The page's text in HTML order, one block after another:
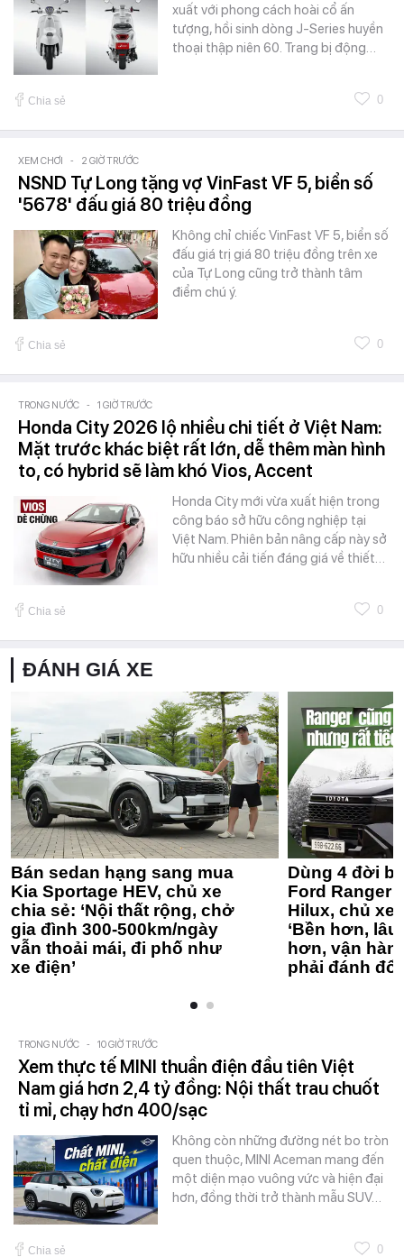
xuất với phong cách hoài cổ ấn
tượng, hồi sinh dòng J-Series huyền
thoại thập niên 60. Trang bị động…
Chia sẻ 0
XEM CHƠI - 2 GIỜ TRƯỚC
NSND Tự Long tặng vợ VinFast VF 5, biển số
'5678' đấu giá 80 triệu đồng
Không chỉ chiếc VinFast VF 5, biển số
đấu giá trị giá 80 triệu đồng trên xe
của Tự Long cũng trở thành tâm
điểm chú ý.
Chia sẻ 0
TRONG NƯỚC - 1 GIỜ TRƯỚC
Honda City 2026 lộ nhiều chi tiết ở Việt Nam:
Mặt trước khác biệt rất lớn, dễ thêm màn hình
to, có hybrid sẽ làm khó Vios, Accent
Honda City mới vừa xuất hiện trong
công báo sở hữu công nghiệp tại
Việt Nam. Phiên bản nâng cấp này sở
hữu nhiều cải tiến đáng giá về thiết…
Chia sẻ 0
ĐÁNH GIÁ XE
Bán sedan hạng sang mua
Kia Sportage HEV, chủ xe
chia sẻ: ‘Nội thất rộng, chở
gia đình 300-500km/ngày
vẫn thoải mái, đi phố như
xe điện’
Dùng 4 đời
Ford Ranger
Hilux, chủ xe
‘Bền hơn,
hơn, vận
phải đánh
TRONG NƯỚC - 10 GIỜ TRƯỚC
Xem thực tế MINI thuần điện đầu tiên Việt
Nam giá hơn 2,4 tỷ đồng: Nội thất trau chuốt
tỉ mỉ, chạy hơn 400/sạc
Không còn những đường nét bo tròn
quen thuộc, MINI Aceman mang đến
một diện mạo vuông vức và hiện đại
hơn, đồng thời trở thành mẫu SUV…
Chia sẻ 0